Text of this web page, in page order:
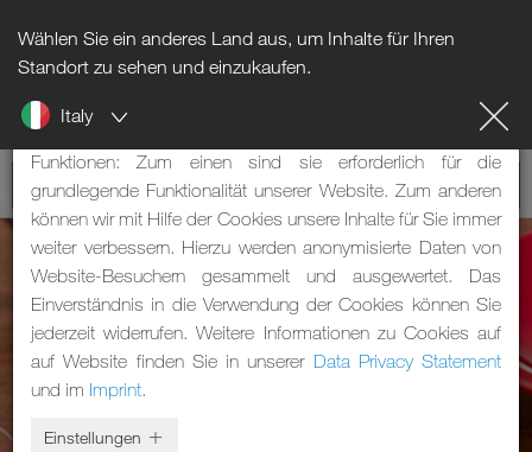
Wählen Sie ein anderes Land aus, um Inhalte für Ihren
Standort zu sehen und einzukaufen.
Italy
Hinweis zu Cookies
Unsere Webseite verwendet Cookies. Diese haben zwei
Funktionen: Zum einen sind sie erforderlich für die
grundlegende Funktionalität unserer Website. Zum anderen
können wir mit Hilfe der Cookies unsere Inhalte für Sie immer
weiter verbessern. Hierzu werden anonymisierte Daten von
Website-Besuchern gesammelt und ausgewertet. Das
Einverständnis in die Verwendung der Cookies können Sie
jederzeit widerrufen. Weitere Informationen zu Cookies auf
auf Website finden Sie in unserer Data Privacy Statement
und im Imprint.
Einstellungen